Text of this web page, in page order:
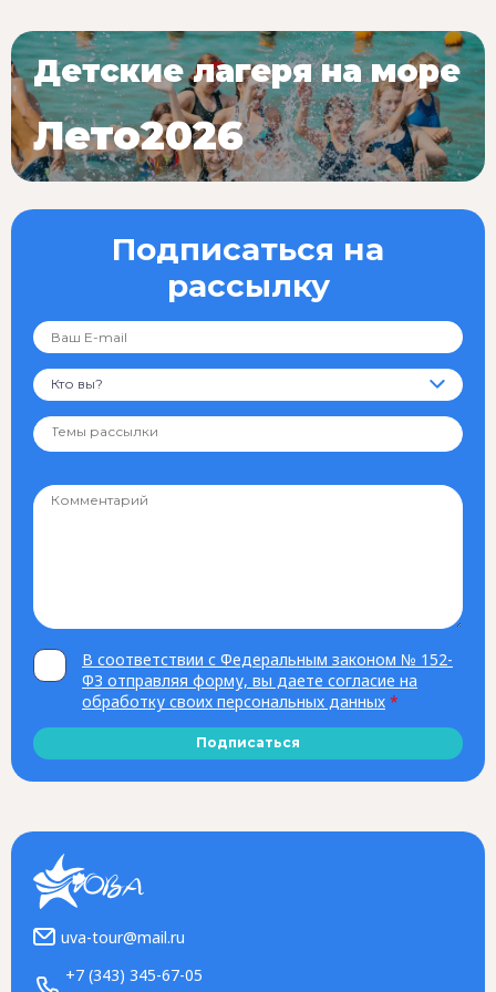
Подписаться на
рассылку
Кто вы?
В соответствии с Федеральным законом № 152-
ФЗ отправляя форму, вы даете согласие на
обработку своих персональных данных *
Подписаться
Детские лагеря на море
Лето2026
uva-tour@mail.ru
+7 (343) 345-67-05